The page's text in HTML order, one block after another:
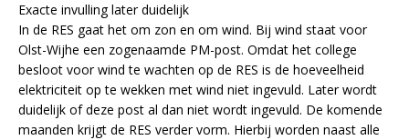
Exacte invulling later duidelijk
In de RES gaat het om zon en om wind. Bij wind staat voor
Olst-Wijhe een zogenaamde PM-post. Omdat het college
besloot voor wind te wachten op de RES is de hoeveelheid
elektriciteit op te wekken met wind niet ingevuld. Later wordt
duidelijk of deze post al dan niet wordt ingevuld. De komende
maanden krijgt de RES verder vorm. Hierbij worden naast alle